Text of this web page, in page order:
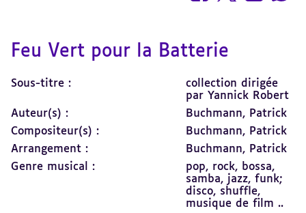
Feu Vert pour la Batterie
Sous-titre :
collection dirigée
par Yannick Robert
Auteur(s) :
Buchmann, Patrick
Compositeur(s) :
Buchmann, Patrick
Arrangement :
Buchmann, Patrick
Genre musical :
pop, rock, bossa,
samba, jazz, funk;
disco, shuffle,
musique de film ..